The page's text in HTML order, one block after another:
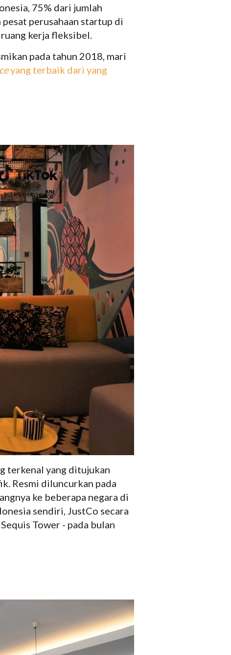
75% dari jumlah
perusahaan startup di
kerja fleksibel.
pada tahun 2018, mari
yang terbaik dari yang
terkenal yang ditujukan
Resmi diluncurkan pada
ke beberapa negara di
sendiri, JustCo secara
Tower - pada bulan